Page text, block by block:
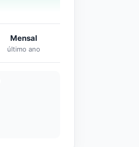
Mensal
último ano